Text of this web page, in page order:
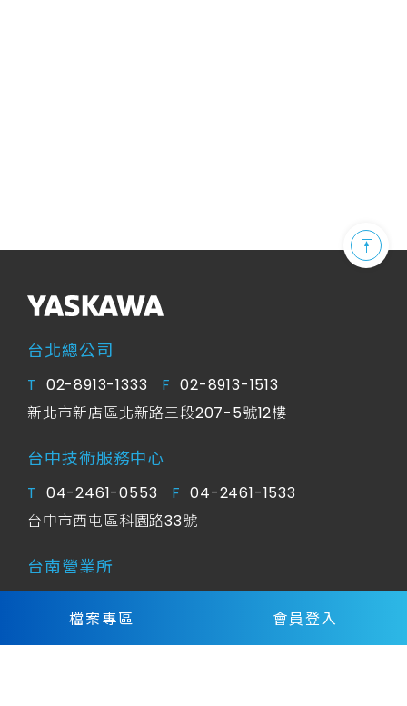
台北總公司
T 02-8913-1333 F 02-8913-1513
新北市新店區北新路三段207-5號12樓
台中技術服務中心
T 04-2461-0553 F 04-2461-1533
台中市西屯區科園路33號
台南營業所
06-201-3533
台南市永康區永科三路99號1-1室（永康科技園
檔案專區 會員登入